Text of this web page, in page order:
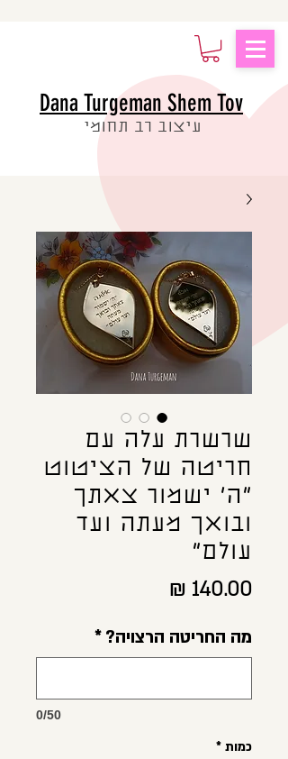
עיצוב רב תחומי
Dana Turgeman Shem Tov
שרשרת עלה עם
חריטה של הציטוט
"ה' ישמור צאתך
ובואך מעתה ועד
עולם"
מה החריטה הרצויה?*
0/50
כמות *